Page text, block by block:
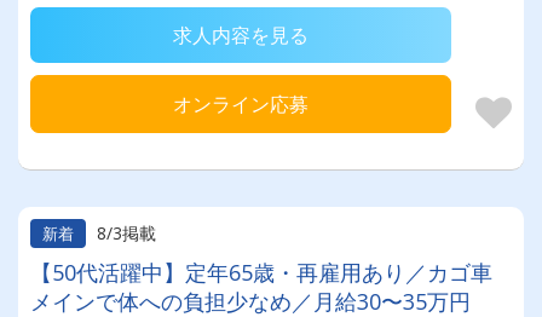
求人内容を見る
オンライン応募
新着 8/3掲載
【50代活躍中】定年65歳・再雇用あり／カゴ車
メインで体への負担少なめ／月給30〜35万円